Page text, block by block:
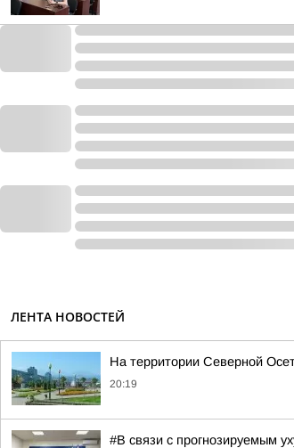
ЛЕНТА НОВОСТЕЙ
На территории Северной
20:19
#В связи с прогнозируемым